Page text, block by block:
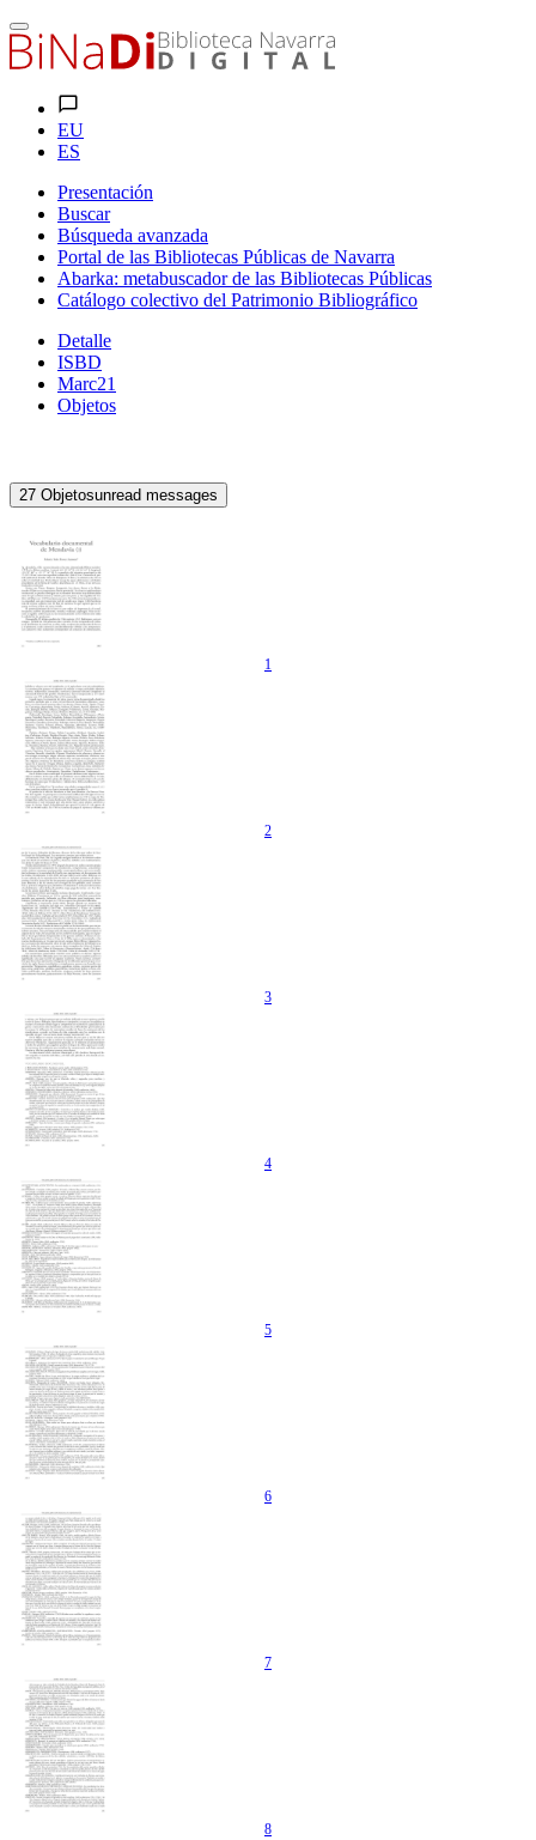
EU
ES
Presentación
Buscar
Búsqueda avanzada
Portal de las Bibliotecas Públicas de Navarra
Abarka: metabuscador de las Bibliotecas Públicas
Catálogo colectivo del Patrimonio Bibliográfico
Detalle
ISBD
Marc21
Objetos
27 Objetosunread messages
1
2
3
4
5
6
7
8